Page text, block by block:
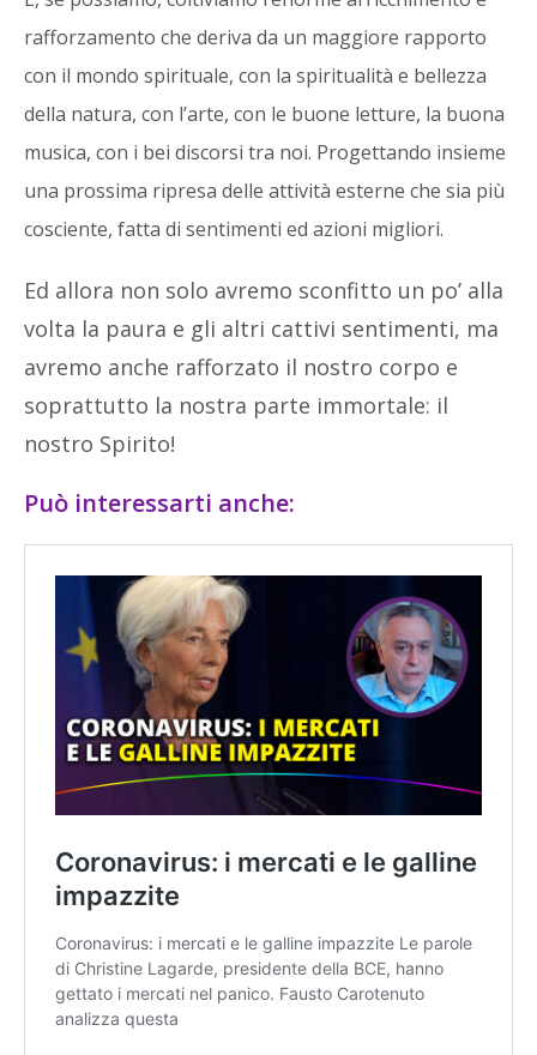
rafforzamento che deriva da un maggiore rapporto
con il mondo spirituale, con la spiritualità e bellezza
della natura, con l’arte, con le buone letture, la buona
musica, con i bei discorsi tra noi. Progettando insieme
una prossima ripresa delle attività esterne che sia più
cosciente, fatta di sentimenti ed azioni migliori.
Ed allora non solo avremo sconfitto un po’ alla
volta la paura e gli altri cattivi sentimenti, ma
avremo anche rafforzato il nostro corpo e
soprattutto la nostra parte immortale: il
nostro Spirito!
Può interessarti anche: